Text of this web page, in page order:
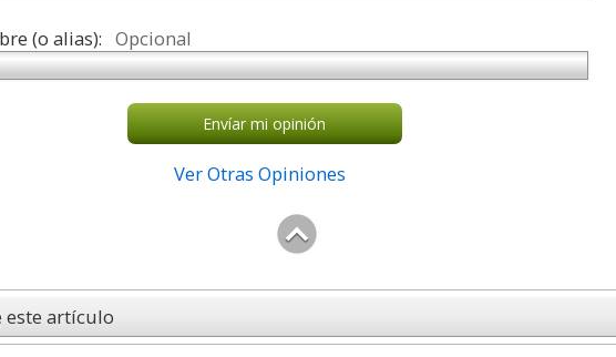
(o alias): Opcional
Envíar mi opinión
Ver Otras Opiniones
este artículo